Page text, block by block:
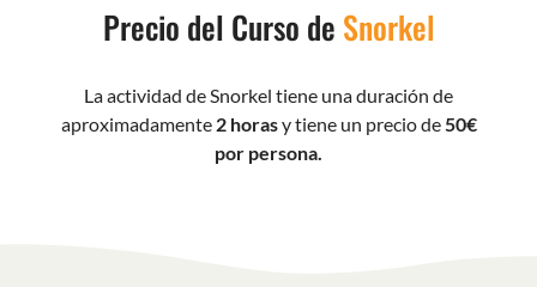
Precio del Curso de Snorkel
La actividad de Snorkel tiene una duración de
aproximadamente 2 horasy tiene un precio de50€
por persona.